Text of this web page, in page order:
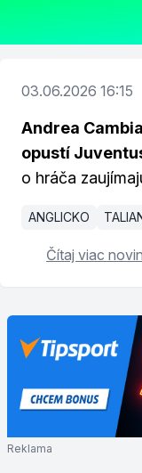
03.06.2026 16:15
Andrea
opustí
o hráča
ANGLICKO
Čítaj viac
Reklama